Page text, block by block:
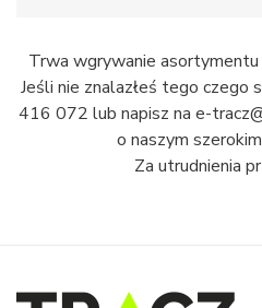
Trwa wgrywanie
Jeśli nie znalazłeś tego czego
416 072 lub napisz na e-
o naszym
Za utrudnienia